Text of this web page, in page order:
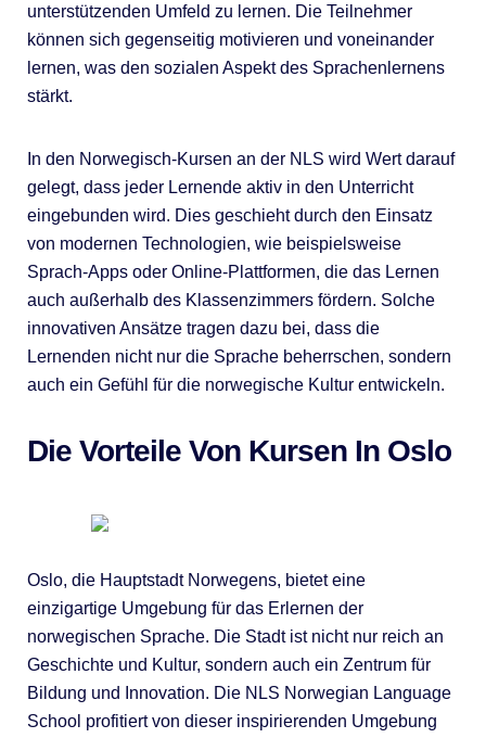
unterstützenden Umfeld zu lernen. Die Teilnehmer
können sich gegenseitig motivieren und voneinander
lernen, was den sozialen Aspekt des Sprachenlernens
stärkt.
In den Norwegisch-Kursen an der NLS wird Wert darauf
gelegt, dass jeder Lernende aktiv in den Unterricht
eingebunden wird. Dies geschieht durch den Einsatz
von modernen Technologien, wie beispielsweise
Sprach-Apps oder Online-Plattformen, die das Lernen
auch außerhalb des Klassenzimmers fördern. Solche
innovativen Ansätze tragen dazu bei, dass die
Lernenden nicht nur die Sprache beherrschen, sondern
auch ein Gefühl für die norwegische Kultur entwickeln.
Die Vorteile Von Kursen In Oslo
Oslo, die Hauptstadt Norwegens, bietet eine
einzigartige Umgebung für das Erlernen der
norwegischen Sprache. Die Stadt ist nicht nur reich an
Geschichte und Kultur, sondern auch ein Zentrum für
Bildung und Innovation. Die NLS Norwegian Language
School profitiert von dieser inspirierenden Umgebung